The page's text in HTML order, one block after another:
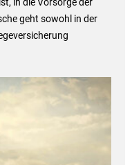
in die Vorsorge der
geht sowohl in der